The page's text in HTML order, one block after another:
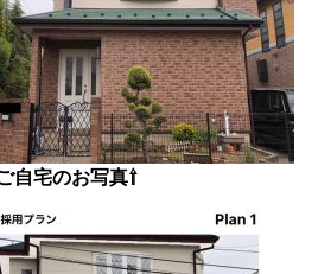
自宅のお写真⇧